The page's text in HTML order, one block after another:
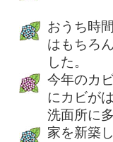
おうち時
はもちろ
した。
今年のカ
にカビが
洗面所に
家を新築